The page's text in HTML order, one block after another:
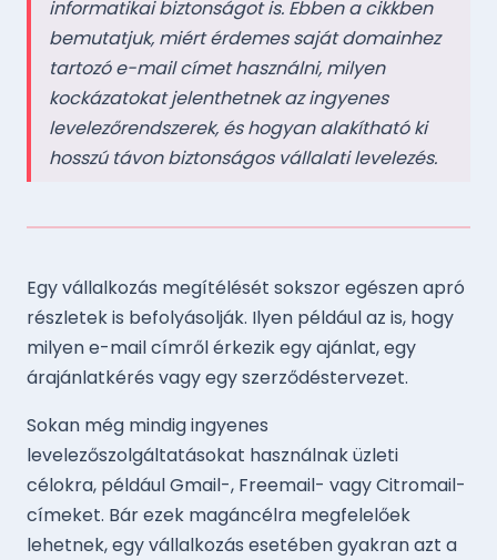
informatikai biztonságot is. Ebben a cikkben
bemutatjuk, miért érdemes saját domainhez
tartozó e-mail címet használni, milyen
kockázatokat jelenthetnek az ingyenes
levelezőrendszerek, és hogyan alakítható ki
hosszú távon biztonságos vállalati levelezés.
Egy vállalkozás megítélését sokszor egészen apró
részletek is befolyásolják. Ilyen például az is, hogy
milyen e-mail címről érkezik egy ajánlat, egy
árajánlatkérés vagy egy szerződéstervezet.
Sokan még mindig ingyenes
levelezőszolgáltatásokat használnak üzleti
célokra, például Gmail-, Freemail- vagy Citromail-
címeket. Bár ezek magáncélra megfelelőek
lehetnek, egy vállalkozás esetében gyakran azt a